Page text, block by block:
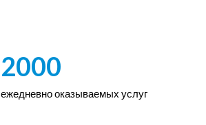
2000
ежедневно оказываемых услуг